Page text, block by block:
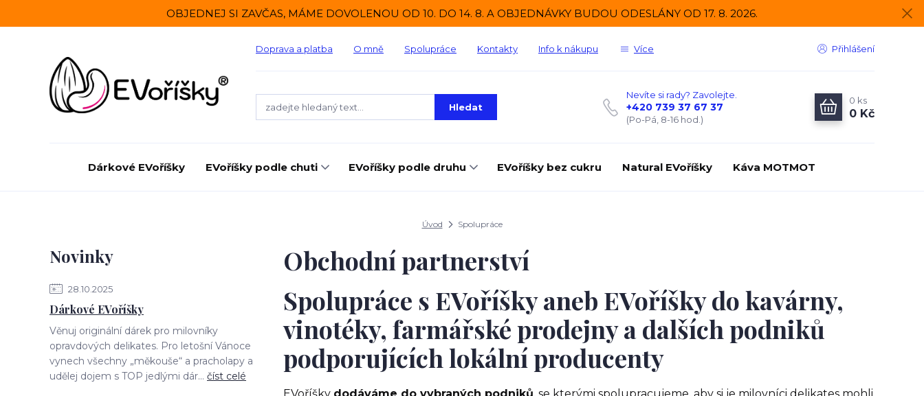
OBJEDNEJ SI ZAVČAS, MÁME DOVOLENOU OD 10. DO 14. 8. A OBJEDNÁVKY BUDOU ODESLÁNY OD 17. 8. 2026.
Doprava a platba O mně Spolupráce Kontakty Info k nákupu Více Přihlášení
Hledat
Nevíte si rady? Zavolejte.
+420 739 37 67 37
(Po-Pá, 8-16 hod.)
0 ks
0 Kč
Dárkové EVoříšky EVoříšky podle chuti EVoříšky podle druhu EVoříšky bez cukru Natural EVoříšky Káva MOTMOT
Úvod Spolupráce
Novinky
28.10.2025
Dárkové EVoříšky
Věnuj originální dárek pro milovníky
opravdových delikates. Pro letošní Vánoce
vynech všechny „měkouše“ a pracholapy a
udělej dojem s TOP jedlými dár... číst celé
Obchodní partnerství
Spolupráce s EVoříšky aneb EVoříšky do kavárny,
vinotéky, farmářské prodejny a dalších podniků
podporujících lokální producenty